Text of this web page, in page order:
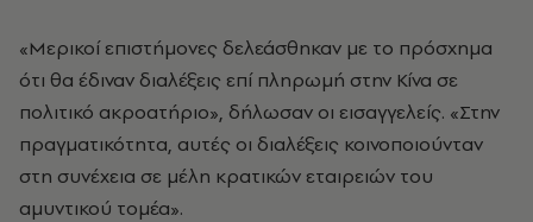
«Μερικοί επιστήμονες δελεάσθηκαν με το πρόσχημα
ότι θα έδιναν διαλέξεις επί πληρωμή στην Κίνα σε
πολιτικό ακροατήριο», δήλωσαν οι εισαγγελείς. «Στην
πραγματικότητα, αυτές οι διαλέξεις κοινοποιούνταν
στη συνέχεια σε μέλη κρατικών εταιρειών του
αμυντικού τομέα».